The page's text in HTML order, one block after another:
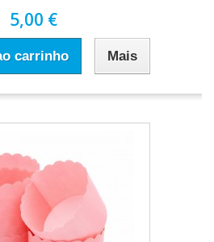
5,00 €
carrinho Mais